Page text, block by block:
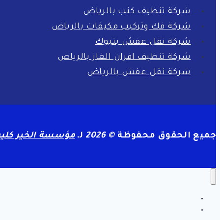
شركة تنظيف كنب بالرياض
شركة فك وتركيب مكيفات بالرياض
شركة نقل عفش بتبوك
شركة تنظيف افران الغاز بالرياض
شركة نقل عفش بالرياض
جميع الحقوق محفوظة© 2026 لـمؤسسة الخير